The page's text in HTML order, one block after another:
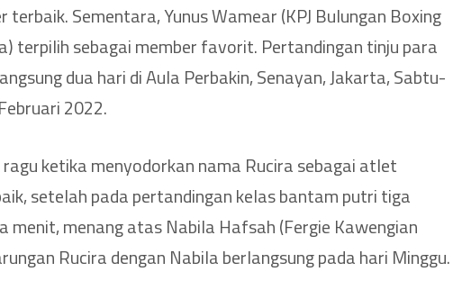
Sementara, Yunus Wamear (KPJ Bulungan Boxing
terpilih sebagai member favorit. Pertandingan tinju para
dua hari di Aula Perbakin, Senayan, Jakarta, Sabtu-
2022.
ketika menyodorkan nama Rucira sebagai atlet
setelah pada pertandingan kelas bantam putri tiga
menit, menang atas Nabila Hafsah (Fergie Kawengian
Rucira dengan Nabila berlangsung pada hari Minggu.